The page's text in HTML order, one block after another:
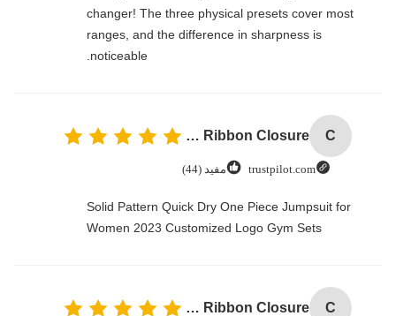
changer! The three physical presets cover most
ranges, and the difference in sharpness is
noticeable.
C
Custom Logo Paper Cardboard Packing Folding White / Black / Rose Gold Luxury Magnetic Gift Box with Ribbon Closure
trustpilot.com مفید (44)
Solid Pattern Quick Dry One Piece Jumpsuit for
Women 2023 Customized Logo Gym Sets
C
Custom Logo Paper Cardboard Packing Folding White / Black / Rose Gold Luxury Magnetic Gift Box with Ribbon Closure